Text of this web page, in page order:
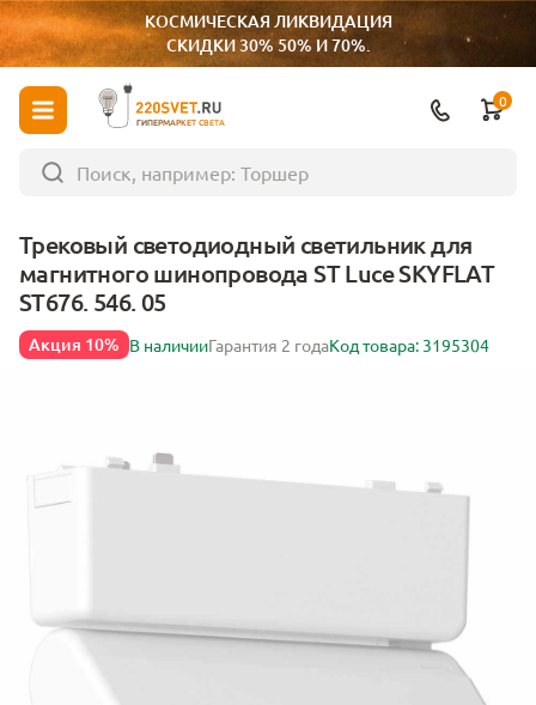
КОСМИЧЕСКАЯ ЛИКВИДАЦИЯ
СКИДКИ 30% 50% И 70%.
ГИПЕРМАРКЕТ СВЕТА
0
Трековый светодиодный светильник для
магнитного шинопровода ST Luce SKYFLAT
ST676. 546. 05
Акция 10% В наличииГарантия 2 годаКод товара: 3195304